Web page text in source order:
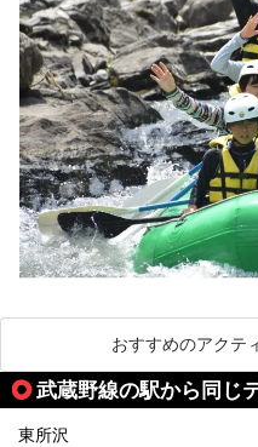
おすすめのアクテ
武蔵野線の駅から同じ
東所沢